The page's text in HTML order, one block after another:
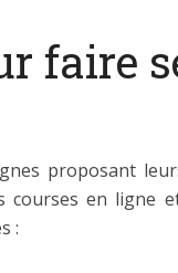
faire
proposant
en ligne
: